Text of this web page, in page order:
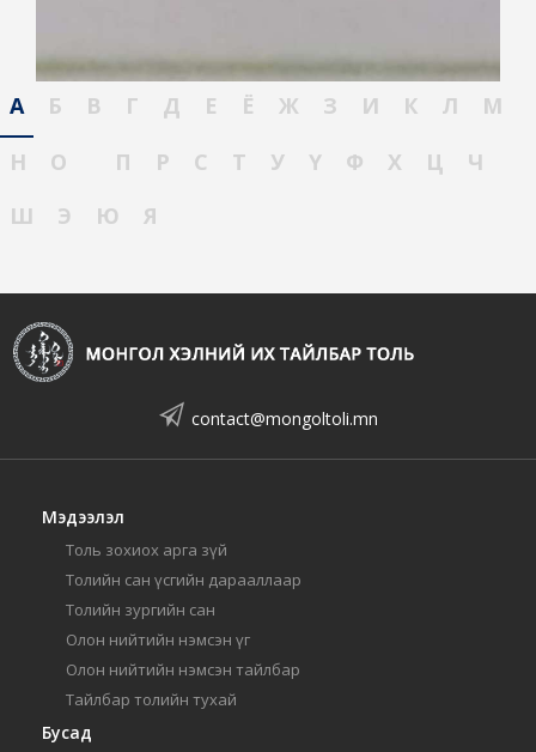
А Б В Г Д Е Ё Ж З И К Л
М
Н
О П Р С Т У Ү Ф Х Ц
Ч
Ш
Э Ю Я
contact@mongoltoli.mn
Мэдээлэл
Толь зохиох арга зүй
Толийн сан үсгийн дарааллаар
Толийн зургийн сан
Олон нийтийн нэмсэн үг
Олон нийтийн нэмсэн тайлбар
Тайлбар толийн тухай
Бусад